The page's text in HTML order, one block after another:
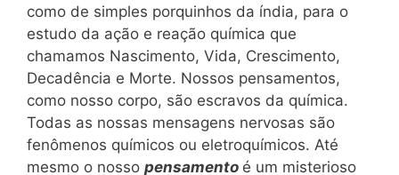
como de simples porquinhos da índia, para o
estudo da ação e reação química que
chamamos Nascimento, Vida, Crescimento,
Decadência e Morte. Nossos pensamentos,
como nosso corpo, são escravos da química.
Todas as nossas mensagens nervosas são
fenômenos químicos ou eletroquímicos. Até
mesmo o nosso pensamento é um misterioso